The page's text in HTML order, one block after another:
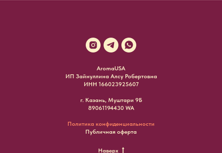
AromaUSA
ИП Зайнуллина Алсу Робертовна
ИНН 166023925607
г. Казань, Муштари 9Б
89061194430 WA
Политика конфиденциальности
Публичная оферта
Наверх